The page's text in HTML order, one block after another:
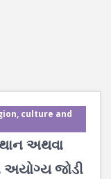
culture and
અથવા
અયોગ્ય જોડી